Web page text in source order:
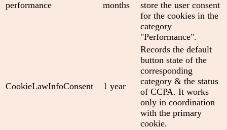
performance months
store the user consent
for the cookies in the
category
"Performance".
CookieLawInfoConsent 1 year
Records the default
button state of the
corresponding
category & the status
of CCPA. It works
only in coordination
with the primary
cookie.